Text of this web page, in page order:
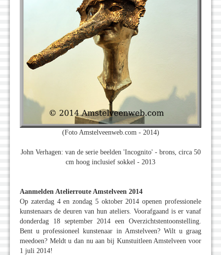
(Foto Amstelveenweb.com - 2014)
John Verhagen: van de serie beelden 'Incognito' - brons, circa 50
cm hoog inclusief sokkel - 2013
Aanmelden Atelierroute Amstelveen 2014
Op zaterdag 4 en zondag 5 oktober 2014 openen professionele
kunstenaars de deuren van hun ateliers. Voorafgaand is er vanaf
donderdag 18 september 2014 een Overzichtstentoonstelling.
Bent u professioneel kunstenaar in Amstelveen? Wilt u graag
meedoen? Meldt u dan nu aan bij Kunstuitleen Amstelveen voor
1 juli 2014!